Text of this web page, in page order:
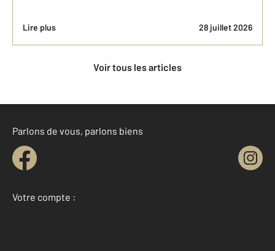
Lire plus 28 juillet 2026
Voir tous les articles
Parlons de vous, parlons biens
Votre compte :
Accéder à mon compte